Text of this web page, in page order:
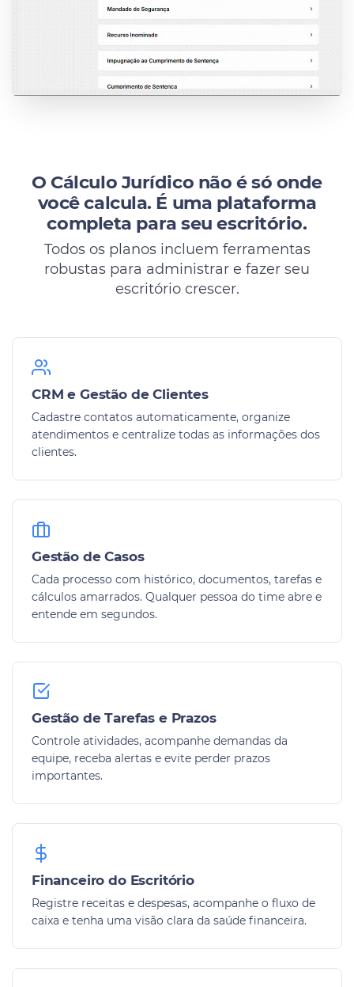
O Cálculo Jurídico não é só onde
você calcula. É uma plataforma
completa para seu escritório.
Todos os planos incluem ferramentas
robustas para administrar e fazer seu
escritório crescer.
CRM e Gestão de Clientes
Cadastre contatos automaticamente, organize
atendimentos e centralize todas as informações dos
clientes.
Gestão de Casos
Cada processo com histórico, documentos, tarefas e
cálculos amarrados. Qualquer pessoa do time abre e
entende em segundos.
Gestão de Tarefas e Prazos
Controle atividades, acompanhe demandas da
equipe, receba alertas e evite perder prazos
importantes.
Financeiro do Escritório
Registre receitas e despesas, acompanhe o fluxo de
caixa e tenha uma visão clara da saúde financeira.